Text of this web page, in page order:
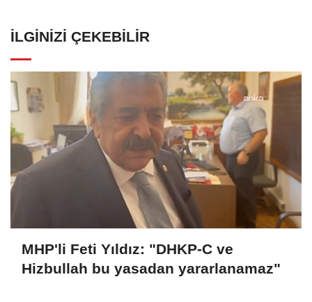
İLGINIZI ÇEKEBILIR
MHP'li Feti Yıldız: "DHKP-C ve
Hizbullah bu yasadan yararlanamaz"